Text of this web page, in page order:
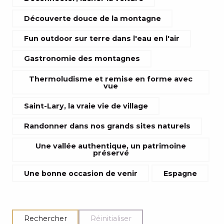
Découverte douce de la montagne
Fun outdoor sur terre dans l'eau en l'air
Gastronomie des montagnes
Thermoludisme et remise en forme avec
vue
Saint-Lary, la vraie vie de village
Randonner dans nos grands sites naturels
Une vallée authentique, un patrimoine
préservé
Une bonne occasion de venir Espagne